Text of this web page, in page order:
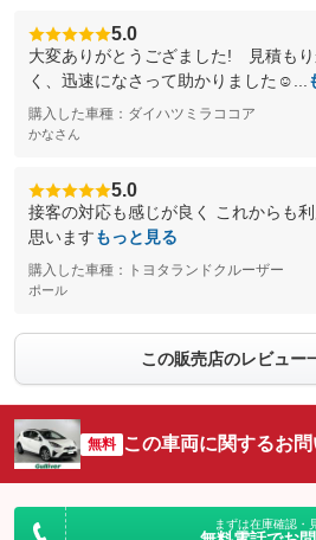
5.0
大変ありがとうござました! 見積も
く、迅速になさって助かりました☺️...
購入した車種：ダイハツミラココア
かなさん
5.0
接客の対応も感じが良く これからも
思いますもっと見る
購入した車種：トヨタランドクルーザー
ポール
この販売店のレビュー
無料 この車両に関するお
まずは在庫確認・